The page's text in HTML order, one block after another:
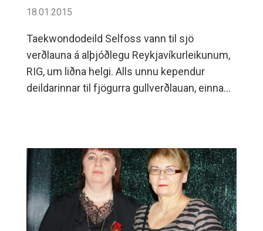
18.01.2015
Taekwondodeild Selfoss vann til sjö
verðlauna á alþjóðlegu Reykjavíkurleikunum,
RIG, um liðna helgi. Alls unnu kependur
deildarinnar til fjögurra gullverðlauan, einna
Gíslasyni frá Keflavík.